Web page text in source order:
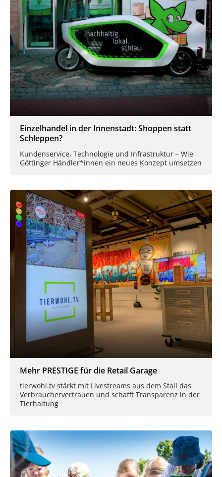
Einzelhandel in der Innenstadt: Shoppen statt
Schleppen?
Kundenservice, Technologie und Infrastruktur – Wie
Göttinger Händler*innen ein neues Konzept umsetzen
Mehr PRESTIGE für die Retail Garage
tierwohl.tv stärkt mit Livestreams aus dem Stall das
Verbrauchervertrauen und schafft Transparenz in der
Tierhaltung